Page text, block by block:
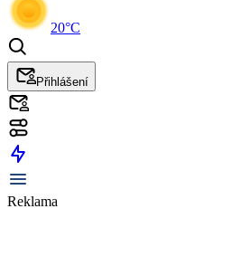
20°C
Přihlášení
Reklama